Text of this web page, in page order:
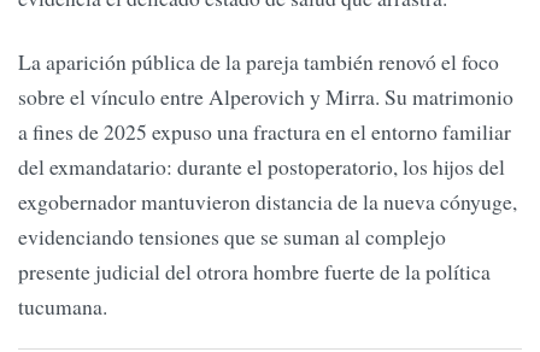
La aparición pública de la pareja también renovó el foco
sobre el vínculo entre Alperovich y Mirra. Su matrimonio
a fines de 2025 expuso una fractura en el entorno familiar
del exmandatario: durante el postoperatorio, los hijos del
exgobernador mantuvieron distancia de la nueva cónyuge,
evidenciando tensiones que se suman al complejo
presente judicial del otrora hombre fuerte de la política
tucumana.